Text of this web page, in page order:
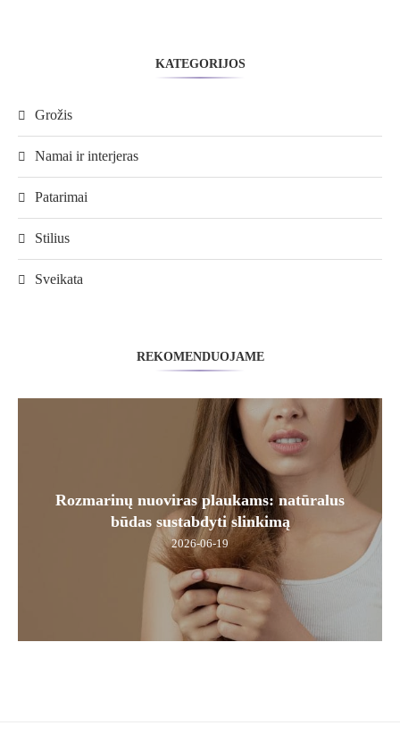
KATEGORIJOS
Grožis
Namai ir interjeras
Patarimai
Stilius
Sveikata
REKOMENDUOJAME
Rozmarinų nuoviras plaukams: natūralus
būdas sustabdyti slinkimą
2026-06-19